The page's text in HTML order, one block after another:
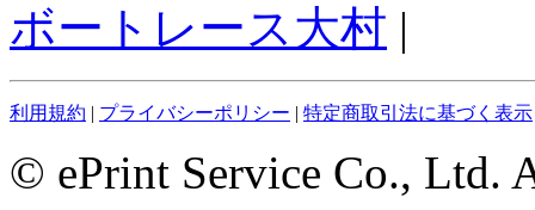
ボートレース大村 |
利用規約 | プライバシーポリシー | 特定商取引法に基づく表示
© ePrint Service Co., Ltd.